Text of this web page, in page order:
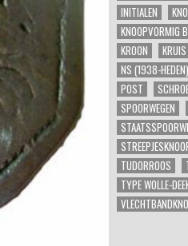
INITIALEN
KNOOPVORMIG
KROON
KRUIS
NS (1938-HEDEN)
POST
SPOORWEGEN
TUDORROOS
TYPE WOLLE-